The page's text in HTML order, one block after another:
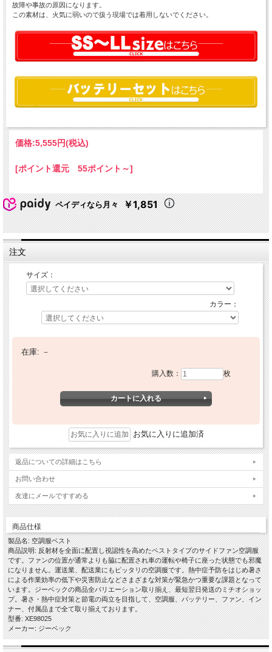
故障や事故の原因になります。
この素材は、火気に弱いので扱う現場では着用しないでください。
価格:5,555円(税込)
[ポイント還元 55ポイント～]
ペイディなら月々 ￥1,851
注文
サイズ：
カラー：
在庫: －
購入数： 枚
お気に入りに追加済
返品についての詳細はこちら
お問い合わせ
友達にメールですすめる
商品仕様
製品名: 空調服ベスト
商品説明: 反射材を全面に配置し視認性を高めたベストタイプのサイドファン空調服
です。ファンの位置が通常よりも脇に配置され車の運転や椅子に座った状態でも邪魔
になりません。運送業、配送業にもピッタリの空調服です。熱中症予防をはじめ暑さ
による作業効率の低下や災害防止などさまざまな対策が緊急かつ重要な課題となって
います。ジーベックの商品全バリエーション取り揃え、最短翌日発送のミチオショッ
プ。暑さ・熱中症対策と節電の両立を目指して、空調服、バッテリー、ファン、イン
ナー、付属品まで全て取り揃えております。
型番: XE98025
メーカー: ジーベック